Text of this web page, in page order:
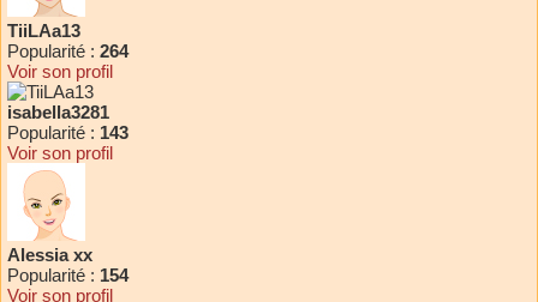
TiiLAa13
Popularité : 264
Voir son profil
isabella3281
Popularité : 143
Voir son profil
Alessia xx
Popularité : 154
Voir son profil